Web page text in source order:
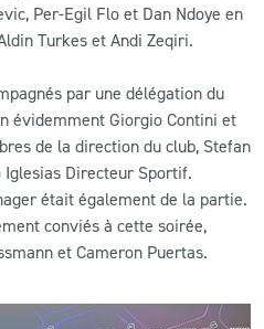
Per-Egil Flo et Dan Ndoye en
Turkes et Andi Zeqiri.
par une délégation du
évidemment Giorgio Contini et
de la direction du club, Stefan
Directeur Sportif.
était également de la partie.
conviés à cette soirée,
et Cameron Puertas.